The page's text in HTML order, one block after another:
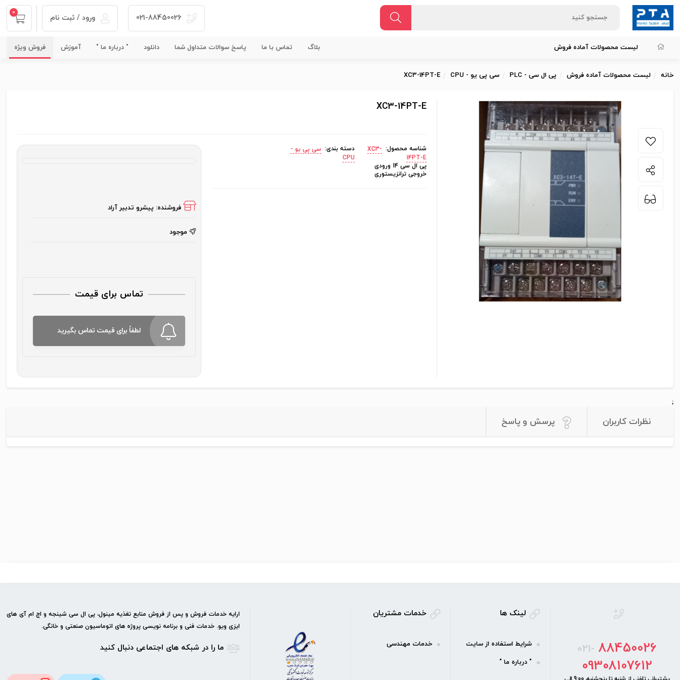
ورود / ثبت نام
0
لیست محصولات آماده فروش بلاگ تماس با ما پاسخ سوالات متداول شما دانلود " درباره ما " آموزش فروش ویژه
خانه لیست محصولات آماده فروش پی ال سی - PLC سی پی یو - CPU XC3-14PT-E
XC3-14PT-E
شناسه محصول: XC3-
14PT-E
پی ال سی 14 ورودی
خروجی ترانزیستوری
دسته بندی: سی پی یو -
CPU
فروشنده: پیشرو تدبیر آراد
موجود
تماس برای قیمت
لطفاً برای قیمت تماس بگیرید
;
نظرات کاربران پرسش و پاسخ
021- 88450026
09308107612
لینک ها
شرایط استفاده از سایت
" درباره ما "
خدمات مشتریان
خدمات مهندسی
ارایه خدمات فروش و پس از فروش منابع تغذیه مینول، پی ال سی شینجه و اچ ام آی های
ایزی ویو. خدمات فنی و برنامه نویسی پروژه های اتوماسیون صنعتی و خانگی.
ما را در شبكه های اجتماعی دنبال کنید